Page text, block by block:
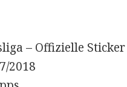
– Offizielle Sticker
2018